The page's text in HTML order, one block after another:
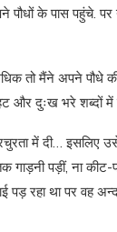
के पास पहुंचे.
तो मैंने अपने पौधे
और दुःख भरे शब्दों में
में दी…
पड़ीं, ना कीट-
पड़ रहा था पर